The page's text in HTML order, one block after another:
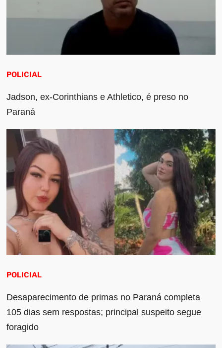
POLICIAL
Jadson, ex-Corinthians e Athletico, é preso no
Paraná
POLICIAL
Desaparecimento de primas no Paraná completa
105 dias sem respostas; principal suspeito segue
foragido